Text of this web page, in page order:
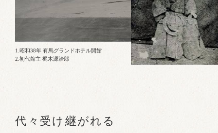
1.昭和38年 有馬グランドホテル開館
2.初代館主 梶木源治郎
代々受け継がれる